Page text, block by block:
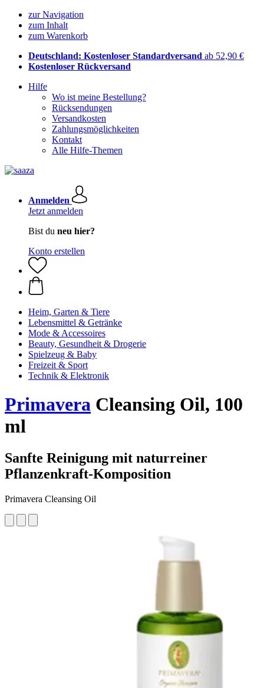
zur Navigation
zum Inhalt
zum Warenkorb
Deutschland: Kostenloser Standardversand ab 52,90 €
Kostenloser Rückversand
Hilfe
Wo ist meine Bestellung?
Rücksendungen
Versandkosten
Zahlungsmöglichkeiten
Kontakt
Alle Hilfe-Themen
Anmelden
Jetzt anmelden
Bist du neu hier?
Konto erstellen
Heim, Garten & Tiere
Lebensmittel & Getränke
Mode & Accessoires
Beauty, Gesundheit & Drogerie
Spielzeug & Baby
Freizeit & Sport
Technik & Elektronik
Primavera Cleansing Oil, 100
ml
Sanfte Reinigung mit naturreiner
Pflanzenkraft-Komposition
Primavera Cleansing Oil